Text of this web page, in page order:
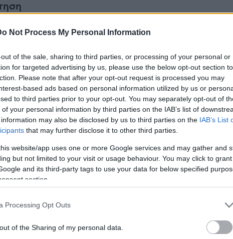
Not Process My Personal Information
of the sale, sharing to third parties, or processing of your personal or
for targeted advertising by us, please use the below opt-out section to
Please note that after your opt-out request is processed you may
based ads based on personal information utilized by us or
to third parties prior to your opt-out. You may separately opt-out of
your personal information by third parties on the IAB’s list of
may also be disclosed by us to third parties on the IAB’s List
that may further disclose it to other third parties.
website/app uses one or more Google services and may gather and
but not limited to your visit or usage behaviour. You may click to
and its third-party tags to use your data for below specified
section.
Processing Opt Outs
of the Sharing of my personal data.